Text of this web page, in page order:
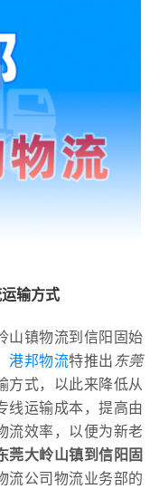
输方式
山镇物流到信阳固始
港邦物流特推出 东莞
方式，以此来降低从
线运输成本，提高由
流效率，以便为新老
莞大岭山镇到信阳固
流公司物流业务部的